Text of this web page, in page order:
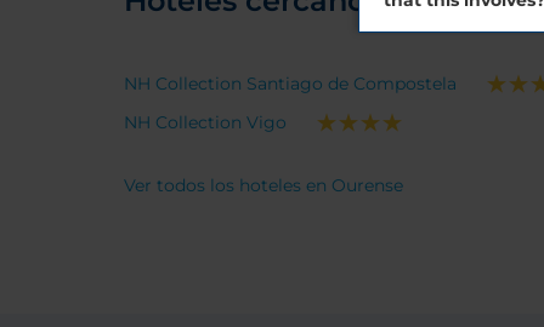
NH Collection Santiago de Compostela
NH Collection Vigo
Ver todos los hoteles en Ourense